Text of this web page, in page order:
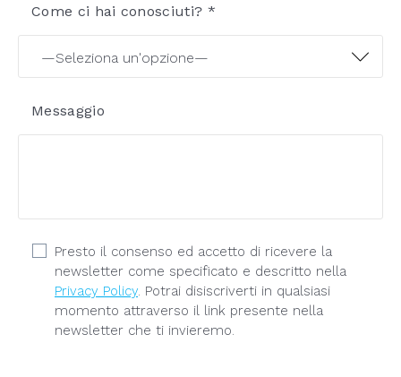
Come ci hai conosciuti? *
Messaggio
Presto il consenso ed accetto di ricevere la
newsletter come specificato e descritto nella
Privacy Policy. Potrai disiscriverti in qualsiasi
momento attraverso il link presente nella
newsletter che ti invieremo.